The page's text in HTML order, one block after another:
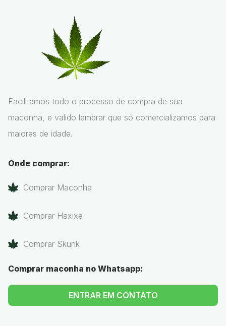
Facilitamos todo o processo de compra de sua
maconha, e valido lembrar que só comercializamos para
maiores de idade.
Onde comprar:
Comprar Maconha
Comprar Haxixe
Comprar Skunk
Comprar maconha no Whatsapp:
ENTRAR EM CONTATO